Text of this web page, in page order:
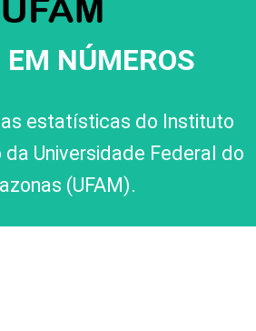
NÚMEROS
estatísticas do Instituto
Universidade Federal do
(UFAM).